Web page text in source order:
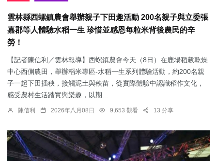
雲林縣西螺鎮農會舉辦親子下田趣活動 200名親子與立委張
嘉郡等人體驗水稻一生 珍惜並感恩每粒米背後農民的辛
勞！
【記者陳信利／雲林報導】西螺鎮農會今天（8日）在鹿場稻榖乾燥
中心西側農田，舉辦稻米專區-水稻一生系列體驗活動，約200名親
子一起下田插秧，接觸泥土與秧苗，從實際體驗中認識稻作文化，
感受農村生活踏實與樂趣，以期...
陳信利 2026年八月08日 9,653 觀看 13 分享